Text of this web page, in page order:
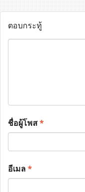
ตอบกระทู้
ชื่อผู้โพส*
อีเมล*